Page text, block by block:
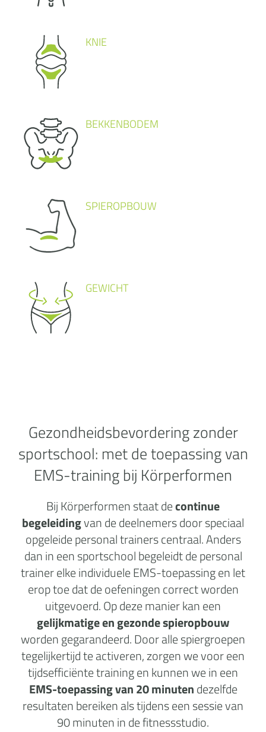
KNIE
BEKKENBODEM
SPIEROPBOUW
GEWICHT
Gezondheidsbevordering zonder
sportschool: met de toepassing van
EMS-training bij Körperformen
Bij Körperformen staat decontinue
begeleidingvan de deelnemers door speciaal
opgeleide personal trainers centraal. Anders
dan in een sportschool begeleidt de personal
trainer elke individuele EMS-toepassing en let
erop toe dat de oefeningen correct worden
uitgevoerd. Op deze manier kan een
gelijkmatige en gezonde spieropbouw
worden gegarandeerd. Door alle spiergroepen
tegelijkertijd te activeren, zorgen we voor een
tijdsefficiënte training en kunnen we in een
EMS-toepassing van 20 minutendezelfde
resultaten bereiken als tijdens een sessie van
90 minuten in de fitnessstudio.